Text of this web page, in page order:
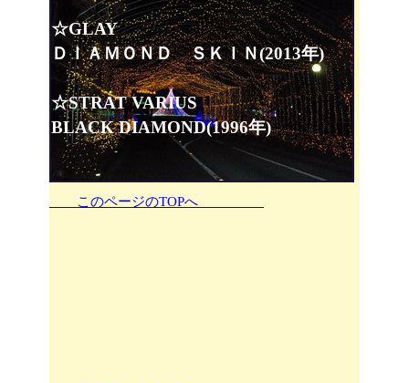
☆GLAY
ＤＩＡＭＯＮＤ ＳＫＩＮ(2013年)
☆STRAT VARIUS
BLACK DIAMOND(1996年)
このページのTOPへ